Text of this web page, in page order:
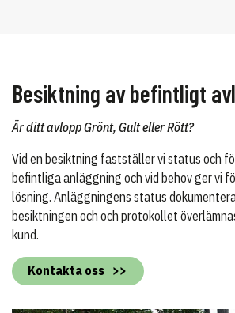
Besiktning av befintligt
Är ditt avlopp Grönt, Gult eller Rött?
Vid en besiktning fastställer vi status och
befintliga anläggning och vid behov ger vi
lösning. Anläggningens status
besiktningen och och protokollet
kund.
Kontakta oss